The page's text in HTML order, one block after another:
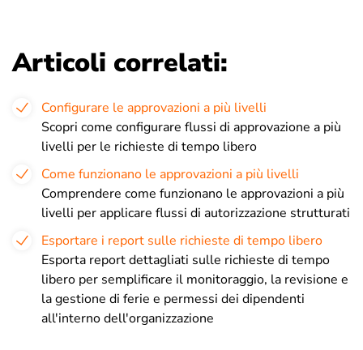
Articoli correlati:
Configurare le approvazioni a più livelli
Scopri come configurare flussi di approvazione a più
livelli per le richieste di tempo libero
Come funzionano le approvazioni a più livelli
Comprendere come funzionano le approvazioni a più
livelli per applicare flussi di autorizzazione strutturati
Esportare i report sulle richieste di tempo libero
Esporta report dettagliati sulle richieste di tempo
libero per semplificare il monitoraggio, la revisione e
la gestione di ferie e permessi dei dipendenti
all'interno dell'organizzazione